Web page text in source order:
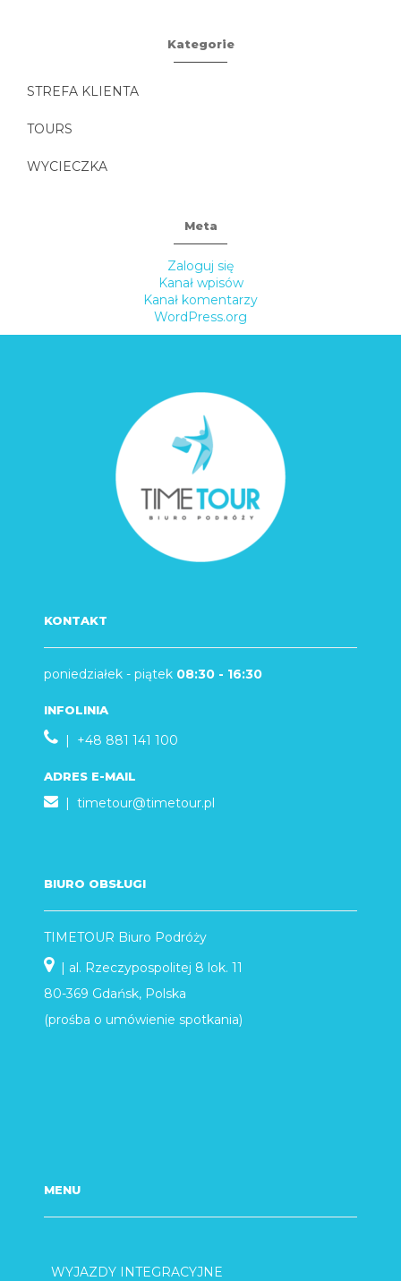
Kategorie
STREFA KLIENTA
TOURS
WYCIECZKA
Meta
Zaloguj się
Kanał wpisów
Kanał komentarzy
WordPress.org
KONTAKT
poniedziałek - piątek 08:30 - 16:30
INFOLINIA
| +48 881 141 100
ADRES E-MAIL
| timetour@timetour.pl
BIURO OBSŁUGI
TIMETOUR Biuro Podróży
| al. Rzeczypospolitej 8 lok. 11
80-369 Gdańsk, Polska
(prośba o umówienie spotkania)
MENU
WYJAZDY INTEGRACYJNE